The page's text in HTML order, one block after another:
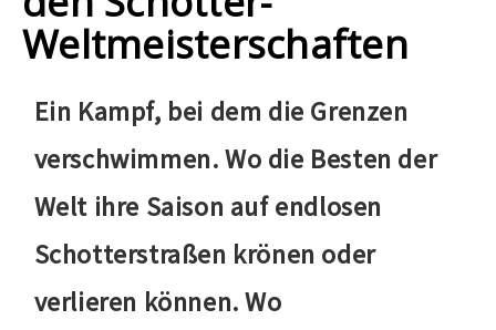
Weltmeisterschaften
Ein Kampf, bei dem die Grenzen
verschwimmen. Wo die Besten der
Welt ihre Saison auf endlosen
Schotterstraßen krönen oder
verlieren können. Wo